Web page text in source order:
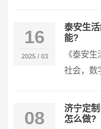
个看似
16
2025 / 03
泰安生
能?
《泰安
社会，数
便利的…
08
济宁定
怎么做?